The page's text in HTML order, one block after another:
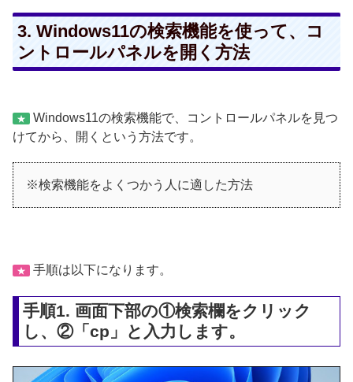
3. Windows11の検索機能を使って、コ
ントロールパネルを開く方法
★
Windows11の検索機能で、コントロールパネルを見つ
けてから、開くという方法です。
※検索機能をよくつかう人に適した方法
★ 手順は以下になります。
手順1. 画面下部の①検索欄をクリック
し、②「cp」と入力します。